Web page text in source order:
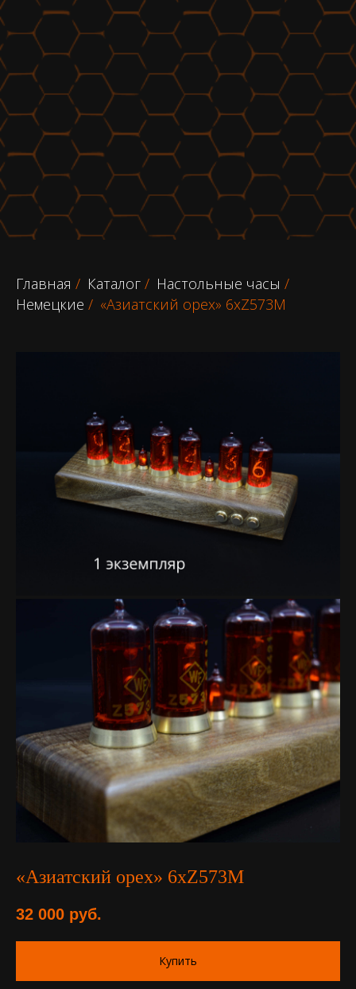
Главная / Каталог / Настольные часы /
Немецкие / «Азиатский орех» 6хZ573M
«Азиатский орех» 6хZ573M
32 000 руб.
Купить